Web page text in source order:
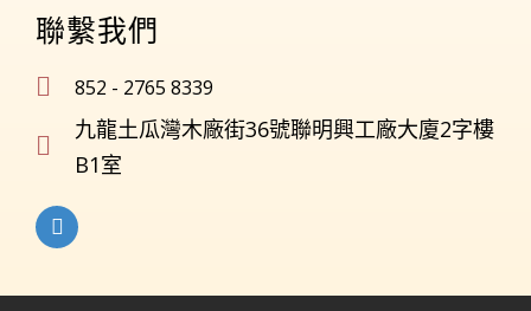
聯繫我們
852 - 2765 8339
九龍土瓜灣木廠街36號聯明興工廠大廈2字樓
B1室